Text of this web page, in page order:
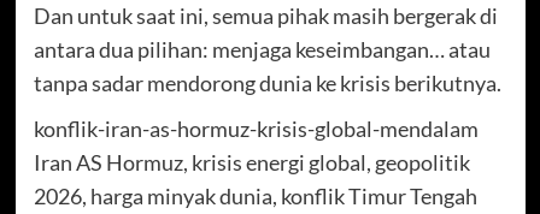
Dan untuk saat ini, semua pihak masih bergerak di
antara dua pilihan: menjaga keseimbangan… atau
tanpa sadar mendorong dunia ke krisis berikutnya.
konflik-iran-as-hormuz-krisis-global-mendalam
Iran AS Hormuz, krisis energi global, geopolitik
2026, harga minyak dunia, konflik Timur Tengah